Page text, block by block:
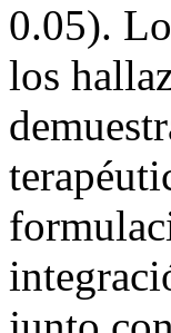
0.05).
los